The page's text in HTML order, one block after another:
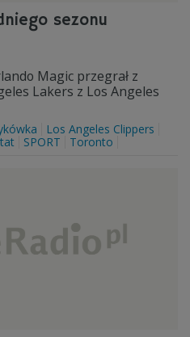
sezonu
Magic przegrał z
Lakers z Los Angeles
Los Angeles Clippers
SPORT Toronto